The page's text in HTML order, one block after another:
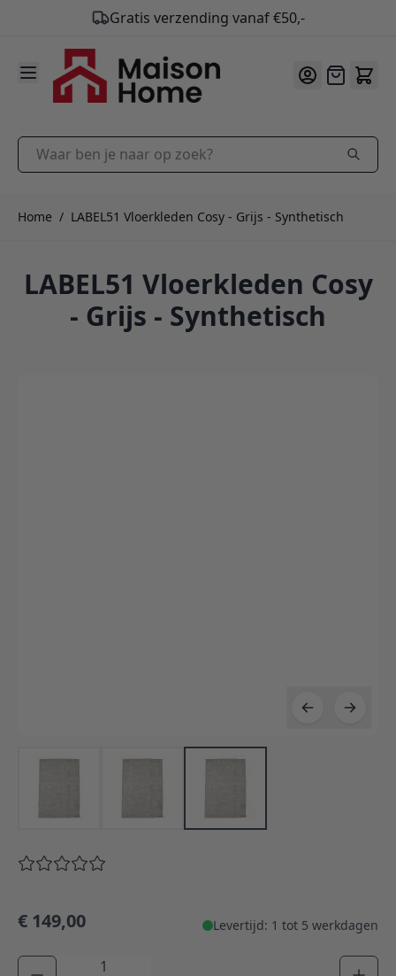
Gratis verzending vanaf €50,-
9.9/10
Ga naar de inhoud
Offerte
Waar ben je naar op zoek?
Home / LABEL51 Vloerkleden Cosy - Grijs - Synthetisch
LABEL51 Vloerkleden Cosy
- Grijs - Synthetisch
€ 149,00 Levertijd: 1 tot 5 werkdagen
Aantal